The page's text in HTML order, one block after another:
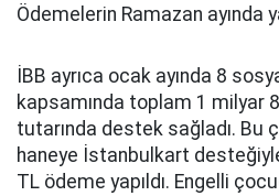
Ödemelerin Ramazan ayında
İBB ayrıca ocak ayında 8
kapsamında toplam 1 milyar
tutarında destek sağladı. Bu
haneye İstanbulkart
TL ödeme yapıldı. Engelli